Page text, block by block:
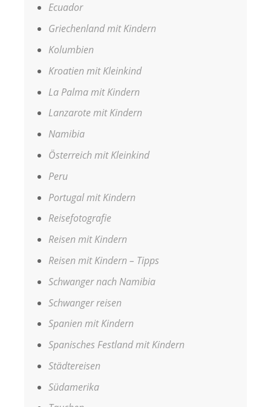
Ecuador
Griechenland mit Kindern
Kolumbien
Kroatien mit Kleinkind
La Palma mit Kindern
Lanzarote mit Kindern
Namibia
Österreich mit Kleinkind
Peru
Portugal mit Kindern
Reisefotografie
Reisen mit Kindern
Reisen mit Kindern – Tipps
Schwanger nach Namibia
Schwanger reisen
Spanien mit Kindern
Spanisches Festland mit Kindern
Städtereisen
Südamerika